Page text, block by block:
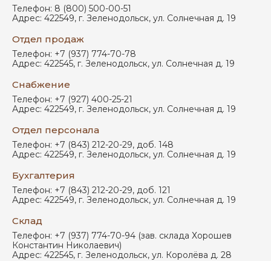
Телефон: 8 (800) 500-00-51
Адрес: 422549, г. Зеленодольск, ул. Солнечная д. 19
Отдел продаж
Телефон: +7 (937) 774-70-78
Адрес: 422545, г. Зеленодольск, ул. Солнечная д. 19
Снабжение
Телефон: +7 (927) 400-25-21
Адрес: 422549, г. Зеленодольск, ул. Солнечная д. 19
Отдел персонала
Телефон: +7 (843) 212-20-29, доб. 148
Адрес: 422549, г. Зеленодольск, ул. Солнечная д. 19
Бухгалтерия
Телефон: +7 (843) 212-20-29, доб. 121
Адрес: 422549, г. Зеленодольск, ул. Солнечная д. 19
Склад
Телефон: +7 (937) 774-70-94 (зав. склада Хорошев
Константин Николаевич)
Адрес: 422545, г. Зеленодольск, ул. Королёва д. 28